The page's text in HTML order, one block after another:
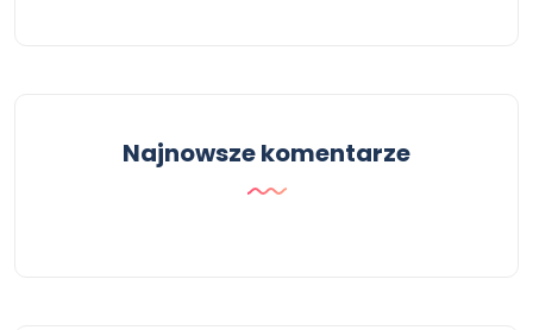
Najnowsze komentarze